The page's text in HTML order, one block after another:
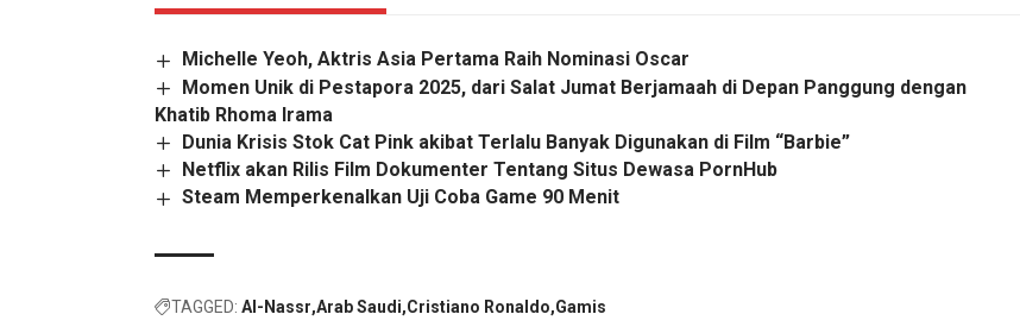
Michelle Yeoh, Aktris Asia Pertama Raih Nominasi Oscar
Momen Unik di Pestapora 2025, dari Salat Jumat Berjamaah di Depan Panggung dengan
Khatib Rhoma Irama
Dunia Krisis Stok Cat Pink akibat Terlalu Banyak Digunakan di Film “Barbie”
Netflix akan Rilis Film Dokumenter Tentang Situs Dewasa PornHub
Steam Memperkenalkan Uji Coba Game 90 Menit
TAGGED: Al-Nassr Arab Saudi Cristiano Ronaldo Gamis